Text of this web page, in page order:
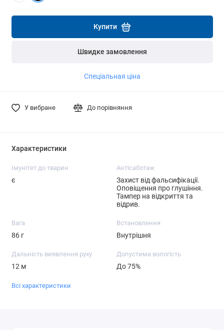
Купити
Швидке замовлення
Спеціальная ціна
У вибране До порівняння
Характеристики
Імунітет до тварин
є
Антісаботаж
Захист від фальсифікації.
Оповіщення про глушіння.
Тампер на відкриття та
відрив.
Вага
86 г
Встановлення
Внутрішня
Дальність виявлення руху
12 м
Допустима вологість
До 75%
Всі характеристики